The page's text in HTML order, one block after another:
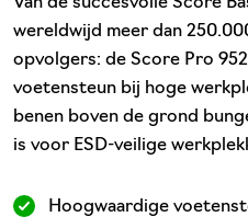
wereldwijd meer dan
opvolgers: de Score Pro 952
voetensteun bij hoge
benen boven de grond
is voor ESD-veilige
Hoogwaardige